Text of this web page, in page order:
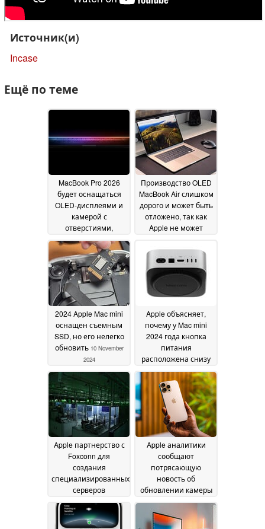
Источник(и)
Incase
Ещё по теме
MacBook Pro 2026
будет оснащаться
OLED-дисплеями и
камерой с
отверстиями,
отказавшись от
выреза10 December 2024
Производство OLED
MacBook Air слишком
дорого и может быть
отложено, так как
Apple не может
как поставщика
дисплеев12 November
2024
2024 Apple Mac mini
оснащен съемным
SSD, но его нелегко
обновить 10 November
2024
Apple объясняет,
почему у Mac mini
2024 года кнопка
питания
расположена снизу
10 November 2024
Apple партнерство с
Foxconn для
создания
специализированных
серверов
искусственного
интеллекта на
Тайване10 November
Apple аналитики
сообщают
потрясающую
новость об
обновлении камеры
для будущих iPhone
Pro и Pro Max08
November 2024